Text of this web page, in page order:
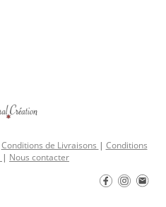
Conditions de Livraisons | Conditions
| Nous contacter